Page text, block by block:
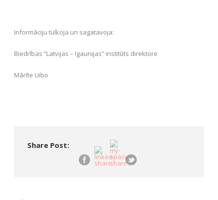
Informāciju tulkoja un sagatavoja:
Biedrības “Latvijas – Igaunijas” institūts direktore
Mārīte Uibo
Share Post: